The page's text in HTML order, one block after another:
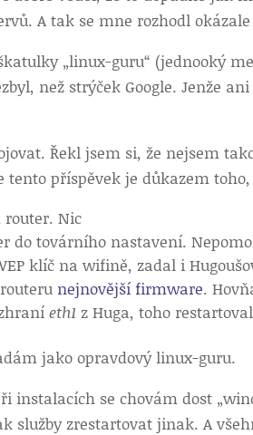
A tak se mne rozhodl
„linux-guru“ (jednooký
než strýček Google. Jenže
Řekl jsem si, že nejsem
tento příspěvek je důkazem toho,
router. Nic
do továrního nastavení.
klíč na wifině, zadal i
nejnovější firmware.
eth1 z Huga, toho
jako opravdový linux-guru.
instalacích se chovám dost
služby zrestartovat jinak. A